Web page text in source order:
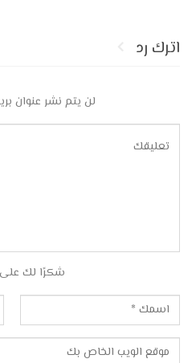
اترك رد
لن يتم نشر عنوان
شكرًا لك على